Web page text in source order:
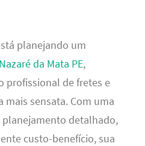
planejando um
da Mata PE,
profissional de fretes e
mais sensata. Com uma
planejamento detalhado,
custo-benefício, sua